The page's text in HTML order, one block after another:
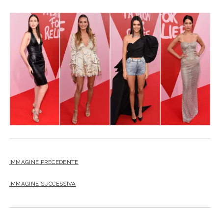
IMMAGINE PRECEDENTE
IMMAGINE SUCCESSIVA